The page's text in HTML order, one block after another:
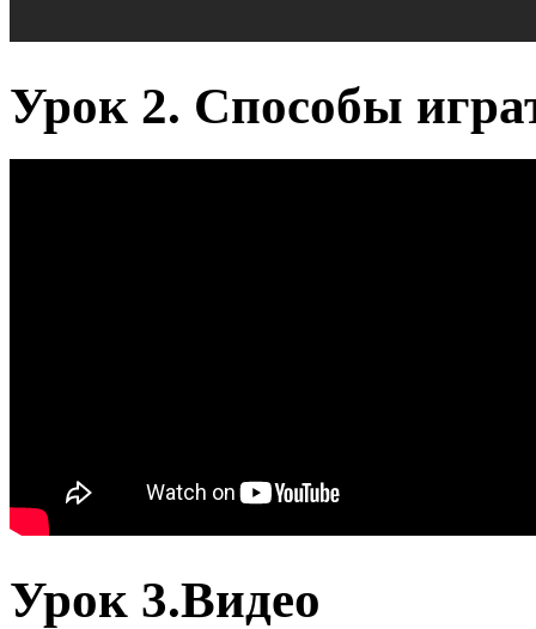
Урок 2. Способы
Урок 3.Видео